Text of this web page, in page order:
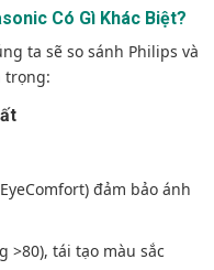
Có Gì Khác Biệt?
ta sẽ so sánh Philips và
trọng:
đảm bảo ánh
>80), tái tạo màu sắc